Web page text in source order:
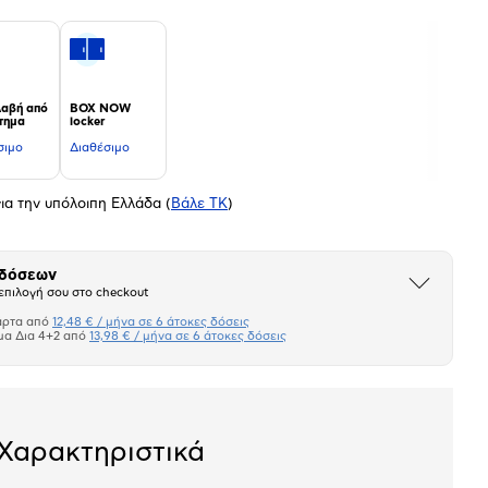
από
BOX NOW
locker
Διαθέσιμο
την υπόλοιπη Ελλάδα ( Βάλε ΤΚ)
σου στο checkout
Άνοιξε
Πιστωτική κάρτα
12,48 €
από 12,48 € / μήνα σε 6 άτοκες δόσεις
Δια 4+2 από 13,98 € / μήνα σε 6 άτοκες δόσεις